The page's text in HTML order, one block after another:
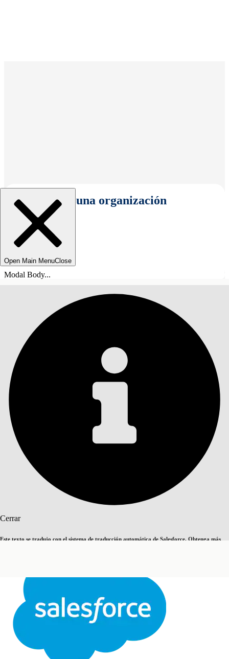
Seleccionar una organización
Open Main MenuClose
Modal Body...
Cerrar
Este texto se tradujo con el sistema de traducción automática de Salesforce. Obtenga más
Cerrar Cerrar
Índice de materias
ÍNDICE DE MATERIAS
Buscar